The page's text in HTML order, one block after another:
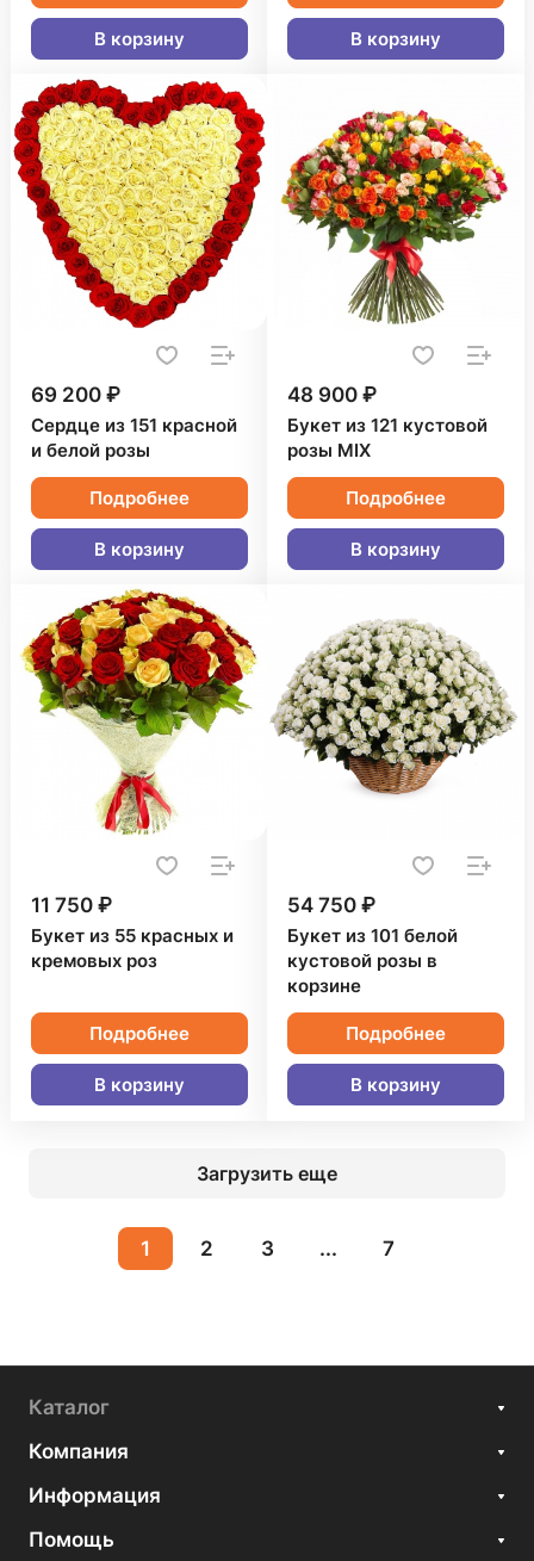
В корзину В корзину
69 200 ₽
Сердце из 151 красной
и белой розы
Подробнее
В корзину
48 900 ₽
Букет из 121 кустовой
розы MIX
Подробнее
В корзину
11 750 ₽
Букет из 55 красных и
кремовых роз
Подробнее
В корзину
54 750 ₽
Букет из 101 белой
кустовой розы в
корзине
Подробнее
В корзину
Загрузить еще
1 2 3 ... 7
Каталог
Компания
Информация
Помощь